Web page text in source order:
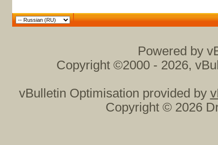
Powered by
Copyright ©2000 - 2026,
vBulletin Optimisation provided by
Copyright © 2026